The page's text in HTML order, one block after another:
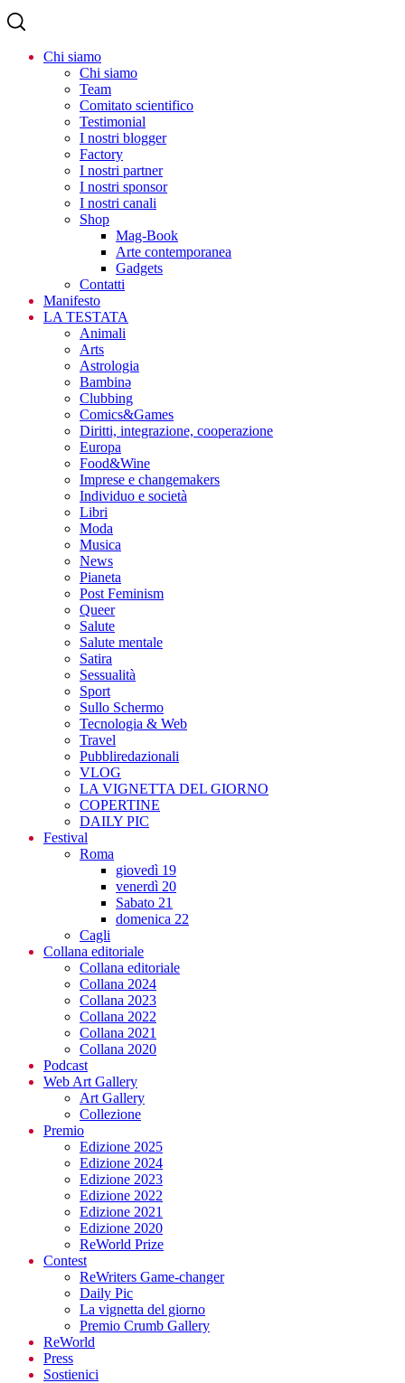
Chi siamo
Chi siamo
Team
Comitato scientifico
Testimonial
I nostri blogger
Factory
I nostri partner
I nostri sponsor
I nostri canali
Shop
Mag-Book
Arte contemporanea
Gadgets
Contatti
Manifesto
LA TESTATA
Animali
Arts
Astrologia
Bambinə
Clubbing
Comics&Games
Diritti, integrazione, cooperazione
Europa
Food&Wine
Imprese e changemakers
Individuo e società
Libri
Moda
Musica
News
Pianeta
Post Feminism
Queer
Salute
Salute mentale
Satira
Sessualità
Sport
Sullo Schermo
Tecnologia & Web
Travel
Pubbliredazionali
VLOG
LA VIGNETTA DEL GIORNO
COPERTINE
DAILY PIC
Festival
Roma
giovedì 19
venerdì 20
Sabato 21
domenica 22
Cagli
Collana editoriale
Collana editoriale
Collana 2024
Collana 2023
Collana 2022
Collana 2021
Collana 2020
Podcast
Web Art Gallery
Art Gallery
Collezione
Premio
Edizione 2025
Edizione 2024
Edizione 2023
Edizione 2022
Edizione 2021
Edizione 2020
ReWorld Prize
Contest
ReWriters Game-changer
Daily Pic
La vignetta del giorno
Premio Crumb Gallery
ReWorld
Press
Sostienici